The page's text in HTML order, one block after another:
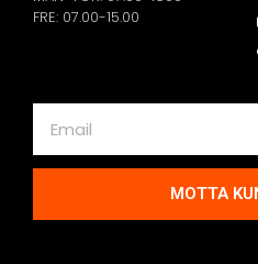
FRE: 07.00-15.00
MOTTA